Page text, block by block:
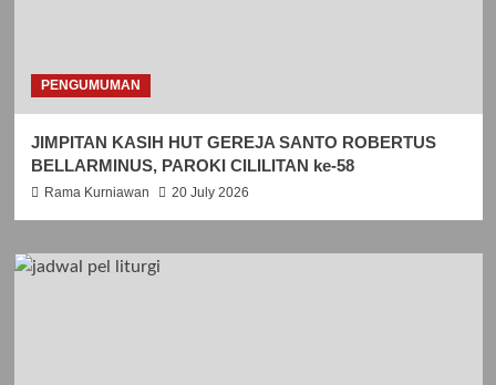
PENGUMUMAN
JIMPITAN KASIH HUT GEREJA SANTO ROBERTUS
BELLARMINUS, PAROKI CILILITAN ke-58
Rama Kurniawan 20 July 2026